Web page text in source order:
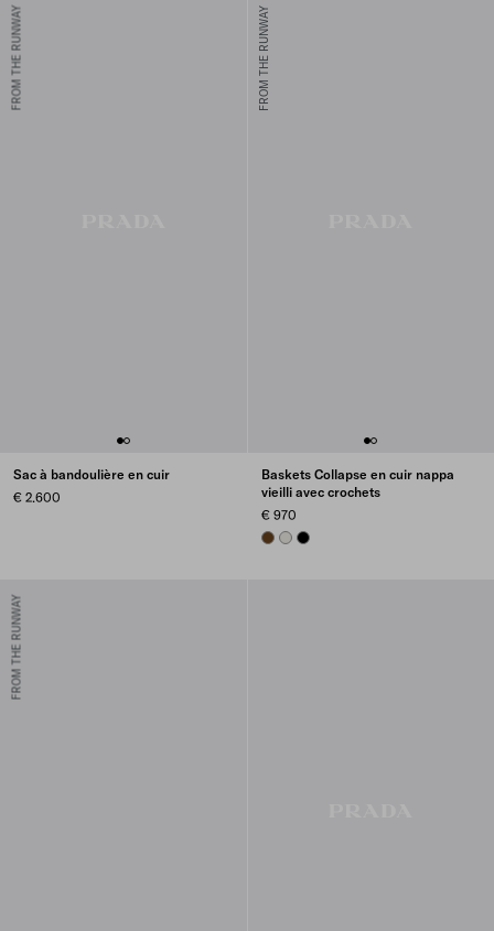
FROM THE RUNWAY
Sac à bandoulière en cuir
€ 2.600
FROM THE RUNWAY
Baskets Collapse en cuir nappa
vieilli avec crochets
€ 970
OAKCHALK WHITE
BLACK
FROM THE RUNWAY